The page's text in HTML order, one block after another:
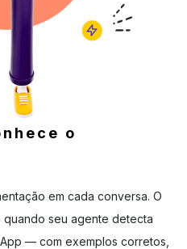
o
em cada conversa. O
seu agente detecta
— com exemplos corretos,